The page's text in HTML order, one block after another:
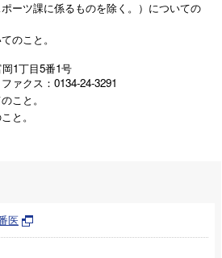
ーツ課に係るものを除く。）についての
のこと。
1丁目5番1号
ァクス：0134-24-3291
こと。
と。
医